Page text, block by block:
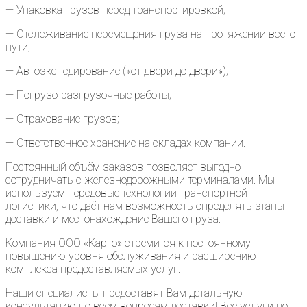
— Упаковка грузов перед транспортировкой;
— Отслеживание перемещения груза на протяжении всего
пути;
— Автоэкспедирование («от двери до двери»);
— Погрузо-разгрузочные работы;
— Страхование грузов;
— Ответственное хранение на складах компании.
Постоянный объём заказов позволяет выгодно
сотрудничать с железнодорожными терминалами. Мы
используем передовые технологии транспортной
логистики, что даёт нам возможность определять этапы
доставки и местонахождение Вашего груза.
Компания ООО «Карго» стремится к постоянному
повышению уровня обслуживания и расширению
комплекса предоставляемых услуг.
Наши специалисты предоставят Вам детальную